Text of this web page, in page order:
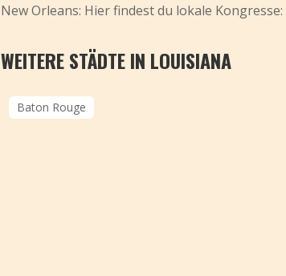
New Orleans: Hier findest du lokale Kongresse:
WEITERE STÄDTE IN LOUISIANA
Baton Rouge